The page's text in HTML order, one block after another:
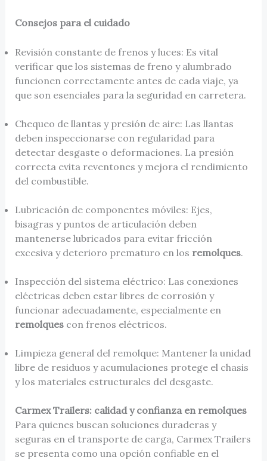
Consejos para el cuidado
Revisión constante de frenos y luces: Es vital
verificar que los sistemas de freno y alumbrado
funcionen correctamente antes de cada viaje, ya
que son esenciales para la seguridad en carretera.
Chequeo de llantas y presión de aire: Las llantas
deben inspeccionarse con regularidad para
detectar desgaste o deformaciones. La presión
correcta evita reventones y mejora el rendimiento
del combustible.
Lubricación de componentes móviles: Ejes,
bisagras y puntos de articulación deben
mantenerse lubricados para evitar fricción
excesiva y deterioro prematuro en los remolques.
Inspección del sistema eléctrico: Las conexiones
eléctricas deben estar libres de corrosión y
funcionar adecuadamente, especialmente en
remolquescon frenos eléctricos.
Limpieza general del remolque: Mantener la unidad
libre de residuos y acumulaciones protege el chasis
y los materiales estructurales del desgaste.
Carmex Trailers: calidad y confianza en remolques
Para quienes buscan soluciones duraderas y
seguras en el transporte de carga, Carmex Trailers
se presenta como una opción confiable en el